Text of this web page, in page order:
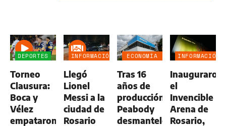
DEPORTES
Torneo
Clausura:
Boca y
Vélez
empataron
INFORMACIÓN
Llegó
Lionel
Messi a la
ciudad de
Rosario
ECONOMÍA
AGRO
Tras 16
años de
producción,
Peabody
desmanteló
INFORMACIÓN
Inauguraron
el
Invencible
Arena de
Rosario,